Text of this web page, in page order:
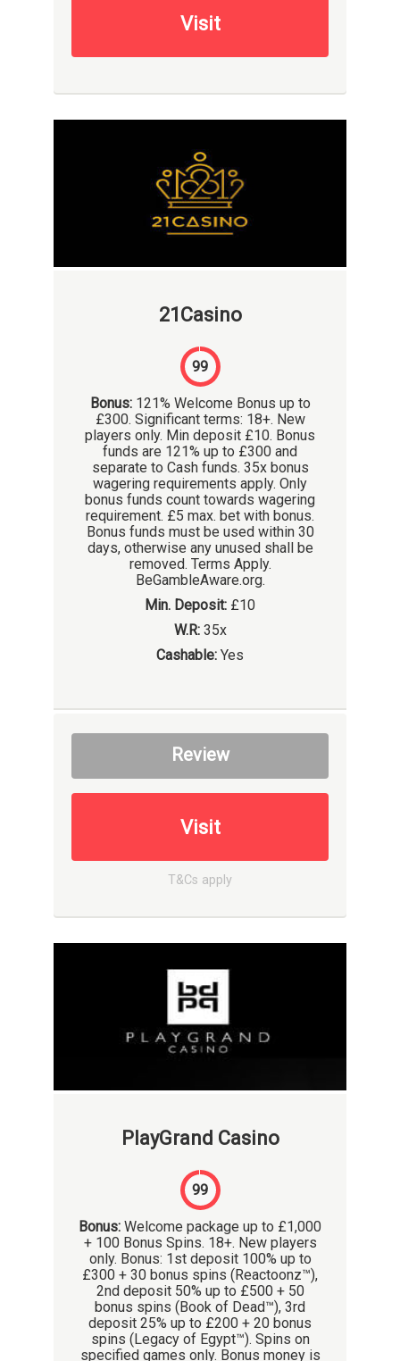
Visit
21Casino
99
Bonus: 121% Welcome Bonus up to
£300. Significant terms: 18+. New
players only. Min deposit £10. Bonus
funds are 121% up to £300 and
separate to Cash funds. 35x bonus
wagering requirements apply. Only
bonus funds count towards wagering
requirement. £5 max. bet with bonus.
Bonus funds must be used within 30
days, otherwise any unused shall be
removed. Terms Apply.
BeGambleAware.org.
Min. Deposit: £10
W.R: 35x
Cashable: Yes
Review
Visit
T&Cs apply
PlayGrand Casino
99
Bonus: Welcome package up to £1,000
+ 100 Bonus Spins. 18+. New players
only. Bonus: 1st deposit 100% up to
£300 + 30 bonus spins (Reactoonz™),
2nd deposit 50% up to £500 + 50
bonus spins (Book of Dead™), 3rd
deposit 25% up to £200 + 20 bonus
spins (Legacy of Egypt™). Spins on
specified games only. Bonus money is